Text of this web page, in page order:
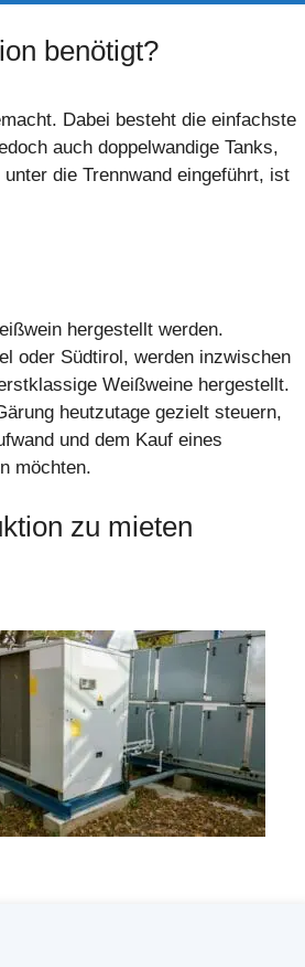
benötigt?
Dabei besteht die einfachste
auch doppelwandige Tanks,
die Trennwand eingeführt, ist
hergestellt werden.
oder Südtirol, werden inzwischen
Weißweine hergestellt.
heutzutage gezielt steuern,
und dem Kauf eines
möchten.
zu mieten